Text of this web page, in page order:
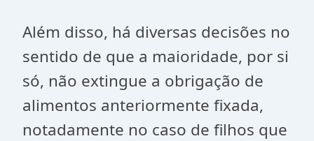
Além disso, há diversas decisões no
sentido de que a maioridade, por si
só, não extingue a obrigação de
alimentos anteriormente fixada,
notadamente no caso de filhos que